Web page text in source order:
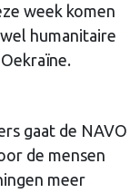
week komen
humanitaire
gaat de NAVO
de mensen
meer